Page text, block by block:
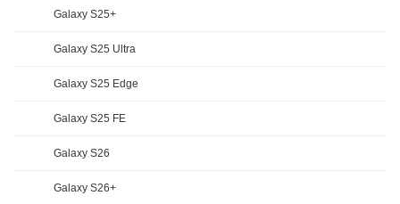
Galaxy S25+
Galaxy S25 Ultra
Galaxy S25 Edge
Galaxy S25 FE
Galaxy S26
Galaxy S26+